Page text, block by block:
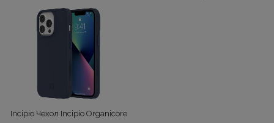
349 грн/шт.
Incipio Чехол Incipio Organicore